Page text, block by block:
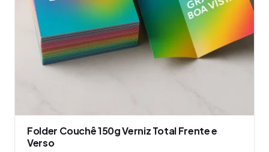
escolhidas
página
produto
Folder Couchê 150g Verniz Total Frente e
Verso